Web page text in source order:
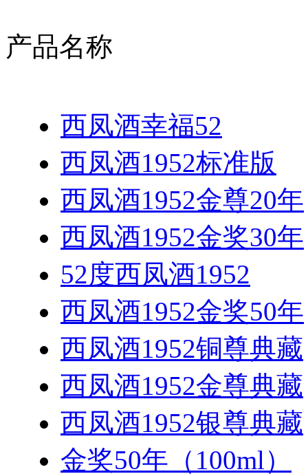
产品名称
西凤酒幸福52
西凤酒1952标准版
西凤酒1952金尊20年
西凤酒1952金奖30年
52度西凤酒1952
西凤酒1952金奖50年
西凤酒1952铜尊典藏
西凤酒1952金尊典藏
西凤酒1952银尊典藏
金奖50年（100ml）